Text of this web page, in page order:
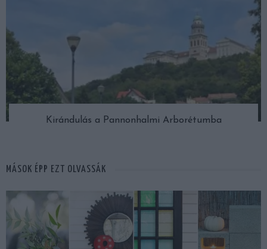
Kirándulás a Pannonhalmi Arborétumba
MÁSOK ÉPP EZT OLVASSÁK